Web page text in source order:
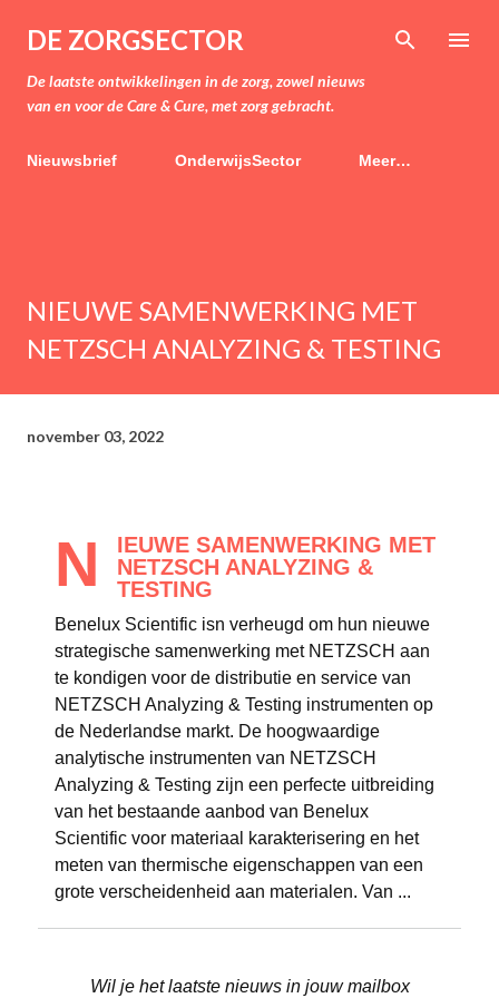
Doorgaan naar hoofdcontent
DE ZORGSECTOR
De laatste ontwikkelingen in de zorg, zowel nieuws
van en voor de Care & Cure, met zorg gebracht.
Nieuwsbrief OnderwijsSector Meer…
NIEUWE SAMENWERKING MET
NETZSCH ANALYZING & TESTING
november 03, 2022
N
IEUWE SAMENWERKING MET
NETZSCH ANALYZING &
TESTING
Benelux Scientific isn verheugd om hun nieuwe
strategische samenwerking met NETZSCH aan
te kondigen voor de distributie en service van
NETZSCH Analyzing & Testing instrumenten op
de Nederlandse markt. De hoogwaardige
analytische instrumenten van NETZSCH
Analyzing & Testing zijn een perfecte uitbreiding
van het bestaande aanbod van Benelux
Scientific voor materiaal karakterisering en het
meten van thermische eigenschappen van een
grote verscheidenheid aan materialen. Van ...
Wil je het laatste nieuws in jouw mailbox